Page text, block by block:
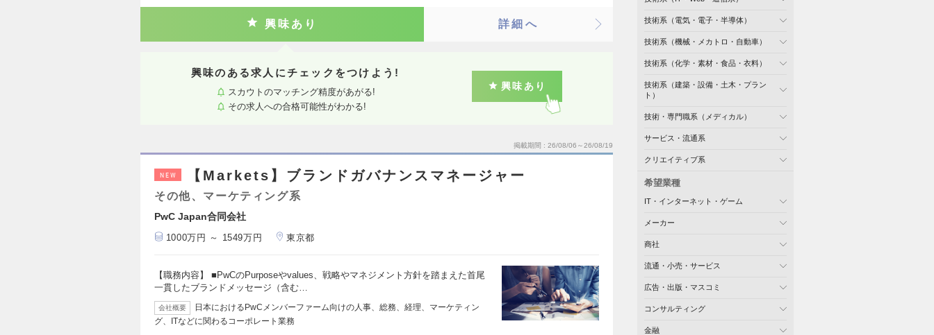
興味あり 詳細へ
興味のある求人にチェックをつけよう!
スカウトのマッチング精度があがる!
その求人への合格可能性がわかる!
興味あり
掲載期間 26/08/06～26/08/19
NEW 【Markets】ブランドガバナンスマネージャー
その他、マーケティング系
PwC Japan合同会社
1000万円 ～ 1549万円 東京都
【職務内容】 ■PwCのPurposeやvalues、戦略やマネジメント方針を踏まえた首尾
一貫したブランドメッセージ（含む…
会社概要
日本におけるPwCメンバーファーム向けの人事、総務、経理、マーケティン
グ、ITなどに関わるコーポレート業務
技術系（電気・電子・半導体）
技術系（機械・メカトロ・自動車）
技術系（化学・素材・食品・衣料）
技術系（建築・設備・土木・プラン
ト）
技術・専門職系（メディカル）
サービス・流通系
クリエイティブ系
希望業種
IT・インターネット・ゲーム
メーカー
商社
流通・小売・サービス
広告・出版・マスコミ
コンサルティング
金融